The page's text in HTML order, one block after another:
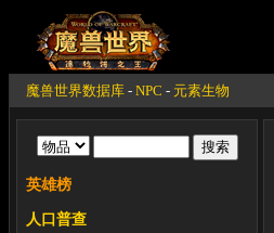
魔兽世界数据库 - NPC - 元素生物
英雄榜
人口普查